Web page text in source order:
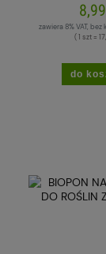
zawiera 8% VAT,
( 1 szt =
do